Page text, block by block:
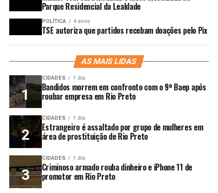
Parque Residencial da Lealdade
POLÍTICA 4 anos
TSE autoriza que partidos recebam doações pelo Pix
AS MAIS LIDAS
CIDADES 1 dia
Bandidos morrem em confronto com o 9º Baep após
roubar empresa em Rio Preto
CIDADES 1 dia
Estrangeiro é assaltado por grupo de mulheres em
área de prostituição de Rio Preto
CIDADES 1 dia
Criminoso armado rouba dinheiro e iPhone 11 de
promotor em Rio Preto